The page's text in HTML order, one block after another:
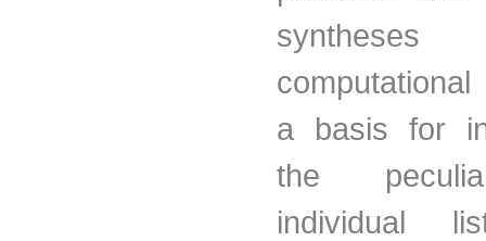
a basis for
the
individual